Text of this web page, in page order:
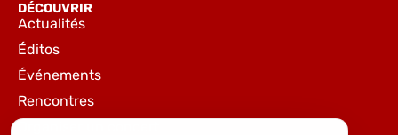
DÉCOUVRIR
Actualités
Éditos
Événements
Rencontres